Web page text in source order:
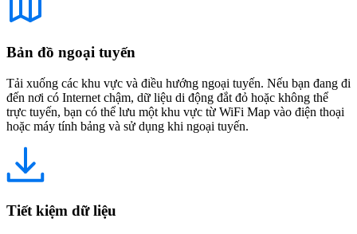
Bản đồ ngoại tuyến
Tải xuống các khu vực và điều hướng ngoại tuyến. Nếu bạn đang đi
đến nơi có Internet chậm, dữ liệu di động đắt đỏ hoặc không thể
trực tuyến, bạn có thể lưu một khu vực từ WiFi Map vào điện thoại
hoặc máy tính bảng và sử dụng khi ngoại tuyến.
Tiết kiệm dữ liệu